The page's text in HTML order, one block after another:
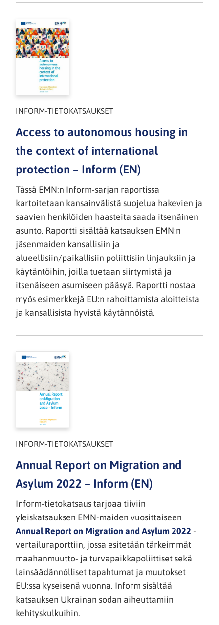
INFORM-TIETOKATSAUKSET
Access to autonomous housing in
the context of international
protection – Inform (EN)
Tässä EMN:n Inform-sarjan raportissa
kartoitetaan kansainvälistä suojelua hakevien ja
saavien henkilöiden haasteita saada itsenäinen
asunto. Raportti sisältää katsauksen EMN:n
jäsenmaiden kansallisiin ja
alueellisiin/paikallisiin poliittisiin linjauksiin ja
käytäntöihin, joilla tuetaan siirtymistä ja
itsenäiseen asumiseen pääsyä. Raportti nostaa
myös esimerkkejä EU:n rahoittamista aloitteista
ja kansallisista hyvistä käytännöistä.
INFORM-TIETOKATSAUKSET
Annual Report on Migration and
Asylum 2022 – Inform (EN)
Inform-tietokatsaus tarjoaa tiiviin
yleiskatsauksen EMN-maiden vuosittaiseen
Annual Report on Migration and Asylum 2022 -
vertailuraporttiin, jossa esitetään tärkeimmät
maahanmuutto- ja turvapaikkapoliittiset sekä
lainsäädännölliset tapahtumat ja muutokset
EU:ssa kyseisenä vuonna. Inform sisältää
katsauksen Ukrainan sodan aiheuttamiin
kehityskulkuihin.